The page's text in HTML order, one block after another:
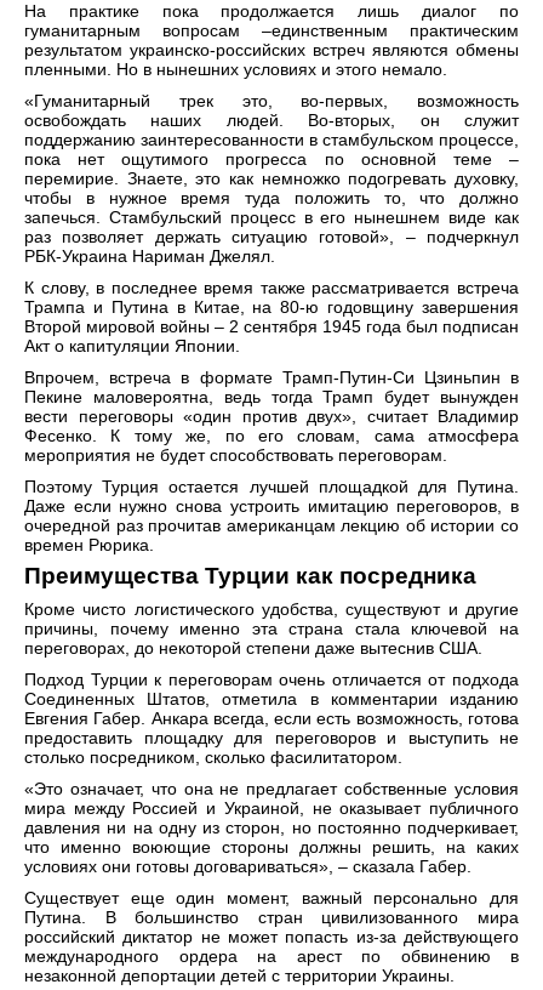
На практике пока продолжается лишь диалог по
гуманитарным вопросам –единственным практическим
результатом украинско-российских встреч являются обмены
пленными. Но в нынешних условиях и этого немало.
«Гуманитарный трек это, во-первых, возможность
освобождать наших людей. Во-вторых, он служит
поддержанию заинтересованности в стамбульском процессе,
пока нет ощутимого прогресса по основной теме –
перемирие. Знаете, это как немножко подогревать духовку,
чтобы в нужное время туда положить то, что должно
запечься. Стамбульский процесс в его нынешнем виде как
раз позволяет держать ситуацию готовой», – подчеркнул
РБК-Украина Нариман Джелял.
К слову, в последнее время также рассматривается встреча
Трампа и Путина в Китае, на 80-ю годовщину завершения
Второй мировой войны – 2 сентября 1945 года был подписан
Акт о капитуляции Японии.
Впрочем, встреча в формате Трамп-Путин-Си Цзиньпин в
Пекине маловероятна, ведь тогда Трамп будет вынужден
вести переговоры «один против двух», считает Владимир
Фесенко. К тому же, по его словам, сама атмосфера
мероприятия не будет способствовать переговорам.
Поэтому Турция остается лучшей площадкой для Путина.
Даже если нужно снова устроить имитацию переговоров, в
очередной раз прочитав американцам лекцию об истории со
времен Рюрика.
Преимущества Турции как посредника
Кроме чисто логистического удобства, существуют и другие
причины, почему именно эта страна стала ключевой на
переговорах, до некоторой степени даже вытеснив США.
Подход Турции к переговорам очень отличается от подхода
Соединенных Штатов, отметила в комментарии изданию
Евгения Габер. Анкара всегда, если есть возможность, готова
предоставить площадку для переговоров и выступить не
столько посредником, сколько фасилитатором.
«Это означает, что она не предлагает собственные условия
мира между Россией и Украиной, не оказывает публичного
давления ни на одну из сторон, но постоянно подчеркивает,
что именно воюющие стороны должны решить, на каких
условиях они готовы договариваться», – сказала Габер.
Существует еще один момент, важный персонально для
Путина. В большинство стран цивилизованного мира
российский диктатор не может попасть из-за действующего
международного ордера на арест по обвинению в
незаконной депортации детей с территории Украины.